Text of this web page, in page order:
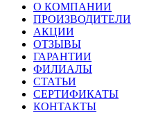
О КОМПАНИИ
ПРОИЗВОДИТЕЛИ
АКЦИИ
ОТЗЫВЫ
ГАРАНТИИ
ФИЛИАЛЫ
СТАТЬИ
СЕРТИФИКАТЫ
КОНТАКТЫ